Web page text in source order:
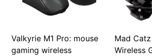
Valkyrie M1 Pro: mouse
gaming wireless
Mad
Wireless